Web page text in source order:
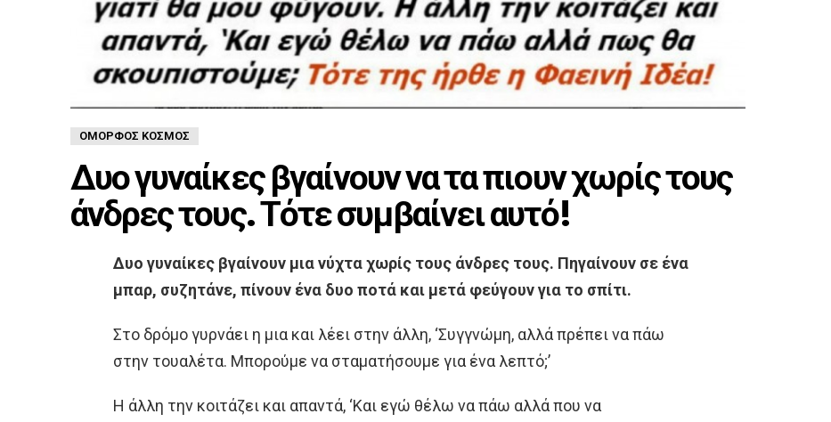
ΌΜΟΡΦΟΣ ΚΌΣΜΟΣ
Δυο γυναίκες βγαίνουν να τα πιουν χωρίς τους
άνδρες τους. Τότε συμβαίνει αυτό!
Δυο γυναίκες βγαίνουν μια νύχτα χωρίς τους άνδρες τους. Πηγαίνουν σε ένα
μπαρ, συζητάνε, πίνουν ένα δυο ποτά και μετά φεύγουν για το σπίτι.
Στο δρόμο γυρνάει η μια και λέει στην άλλη, ‘Συγγνώμη, αλλά πρέπει να πάω
στην τουαλέτα. Μπορούμε να σταματήσουμε για ένα λεπτό;’
Η άλλη την κοιτάζει και απαντά, ‘Και εγώ θέλω να πάω αλλά που να